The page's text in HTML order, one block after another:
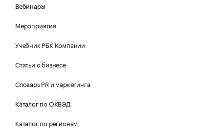
Вебинары
Мероприятия
Учебник РБК Компании
Статьи о бизнесе
Словарь PR и маркетинга
Каталог по ОКВЭД
Каталог по регионам